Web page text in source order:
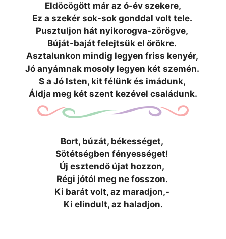
Eldöcögött már az ó-év szekere,
Ez a szekér sok-sok gonddal volt tele.
Pusztuljon hát nyikorogva-zörögve,
Búját-baját felejtsük el örökre.
Asztalunkon mindig legyen friss kenyér,
Jó anyámnak mosoly legyen két szemén.
S a Jó Isten, kit félünk és imádunk,
Áldja meg két szent kezével családunk.
Bort, búzát, békességet,
Sötétségben fényességet!
Új esztendő újat hozzon,
Régi jótól meg ne fosszon.
Ki barát volt, az maradjon,-
Ki elindult, az haladjon.